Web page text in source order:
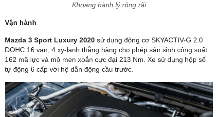
Khoang hành lý rộng rãi
Vận hành
Mazda 3 Sport Luxury 2020 sử dụng động cơ SKYACTIV-G 2.0
DOHC 16 van, 4 xy-lanh thẳng hàng cho phép sản sinh công suất
162 mã lực và mô men xoắn cực đại 213 Nm. Xe sử dụng hộp số
tự động 6 cấp với hệ dẫn động cầu trước.